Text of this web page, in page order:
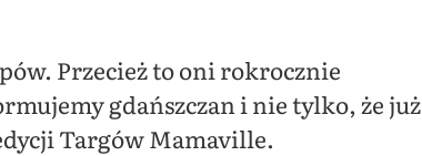
Przecież to oni rokrocznie
gdańszczan i nie tylko, że już
Targów Mamaville.